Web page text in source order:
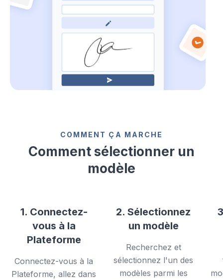
COMMENT ÇA MARCHE
Comment sélectionner un
modèle
1. Connectez-
vous à la
Plateforme
Connectez-vous à la
Plateforme, allez dans
2. Sélectionnez
un modèle
Recherchez et
sélectionnez l'un des
modèles parmi les